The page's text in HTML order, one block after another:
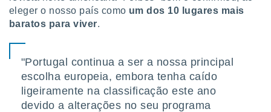
criar
eleger o nosso país como um dos 10 lugares mais
baratos para viver.
"Portugal continua a ser a nossa principal
escolha europeia, embora tenha caído
ligeiramente na classificação este ano
devido a alterações no seu programa